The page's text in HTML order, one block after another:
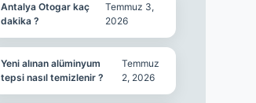
Antalya Otogar kaç
dakika ?
Temmuz 3,
2026
Yeni alınan alüminyum
tepsi nasıl temizlenir ?
Temmuz
2, 2026